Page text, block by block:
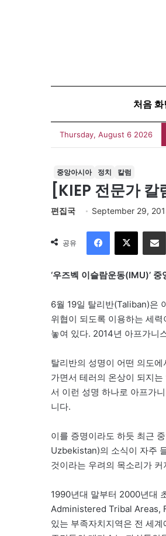
처음 화
Thursday, August 6 2026
중앙아시아 정치 칼럼
[KIEP 전문가
편집국 September 29,
공유
‘우즈벡 이슬람운동(IMU)’
6월 19일 탈리반(Taliban)은
위협이 되도록 이용하는 세
놓여 있다. 2014년 아프가니
탈리반의 성명이 어떤 의도
가면서 테러의 온상이 되지
서 이런 성명 하나로 아프가
니다.
이를 증명이라도 하듯 최근
Uzbekistan)의 소식이 자주
것이라는 우려의 목소리가
1990년대 말부터 2000년대
Administered Tribal Areas,
있는 부족자치지역은 전 세